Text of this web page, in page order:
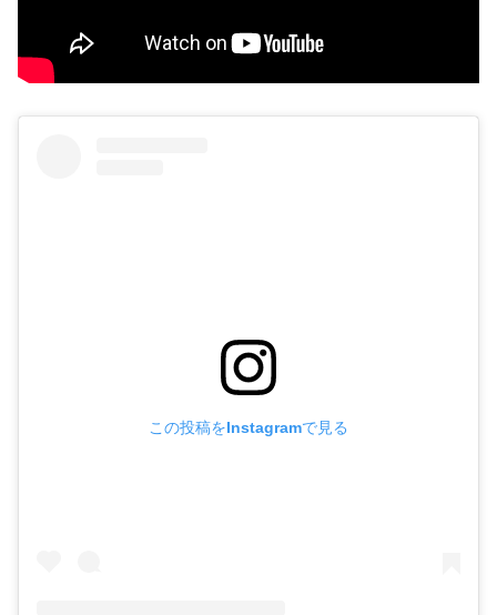
この投稿をInstagramで見る